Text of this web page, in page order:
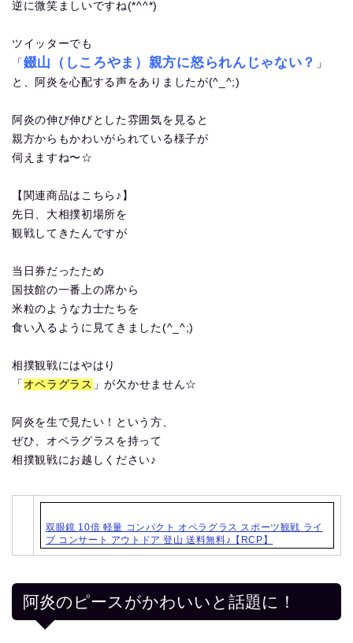
逆に微笑ましいですね(*^^*)
ツイッターでも
「 錣山（しころやま）親方に怒られんじゃない？
」
と、阿炎を心配する声をありましたが(^_^;)
阿炎の伸び伸びとした雰囲気を見ると
親方からもかわいがられている様子が
伺えますね〜☆
【関連商品はこちら♪】
先日、大相撲初場所を
観戦してきたんですが
当日券だったため
国技館の一番上の席から
米粒のような力士たちを
食い入るように見てきました(^_^;)
相撲観戦にはやはり
「 オペラグラス 」が欠かせません☆
阿炎を生で見たい！という方、
ぜひ、オペラグラスを持って
相撲観戦にお越しください♪
双眼鏡 10倍 軽量 コンパクト オペラグラス スポーツ観戦 ライ
ブ コンサート アウトドア 登山 送料無料♪【RCP】
阿炎のピースがかわいいと話題に！